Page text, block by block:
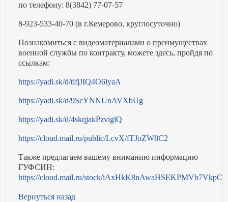
по телефону: 8(3842) 77-07-57
8-923-533-40-70 (в г.Кемерово, круглосуточно)
Познакомиться с видеоматериалами о преимуществах
военной службы по контракту, можете здесь, пройдя по
ссылкам:
https://yadi.sk/d/tlfjJIQ4O6lyaA
https://yadi.sk/d/9ScYNNUnAVXbUg
https://yadi.sk/d/4skqjakPzviglQ
https://cloud.mail.ru/public/LcvX/fTJoZW8C2
Также предлагаем вашему вниманию информацию
ГУФСИН:
https://cloud.mail.ru/stock/iAxHkK8nAwaHSEKPMVb7VkpC
Вернуться назад